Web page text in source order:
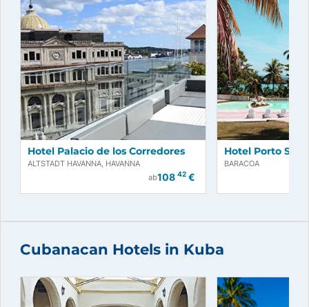
Über 300 Hotels in Kuba zu
unschlagbaren Preisen.
Hotel Palacio de los Corredores
ALTSTADT HAVANNA, HAVANNA
ab108 42€
Hotel Porto
BARACOA
Cubanacan Hotels in Kuba